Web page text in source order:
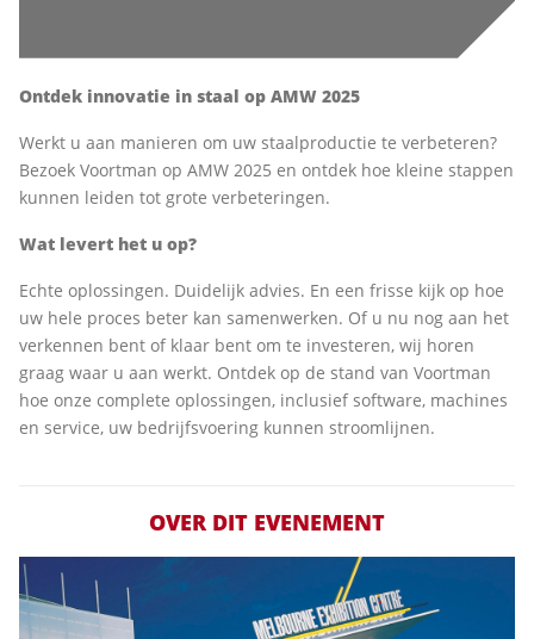
Ontdek innovatie in staal op AMW 2025
Werkt u aan manieren om uw staalproductie te verbeteren?
Bezoek Voortman op AMW 2025 en ontdek hoe kleine stappen
kunnen leiden tot grote verbeteringen.
Wat levert het u op?
Echte oplossingen. Duidelijk advies. En een frisse kijk op hoe
uw hele proces beter kan samenwerken. Of u nu nog aan het
verkennen bent of klaar bent om te investeren, wij horen
graag waar u aan werkt. Ontdek op de stand van Voortman
hoe onze complete oplossingen, inclusief software, machines
en service, uw bedrijfsvoering kunnen stroomlijnen.
OVER DIT EVENEMENT